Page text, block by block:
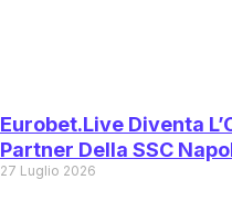
Eurobet.live Diventa
Partner Della SSC
27 Luglio 2026